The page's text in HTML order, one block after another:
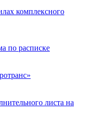
комплексного
по расписке
листа на